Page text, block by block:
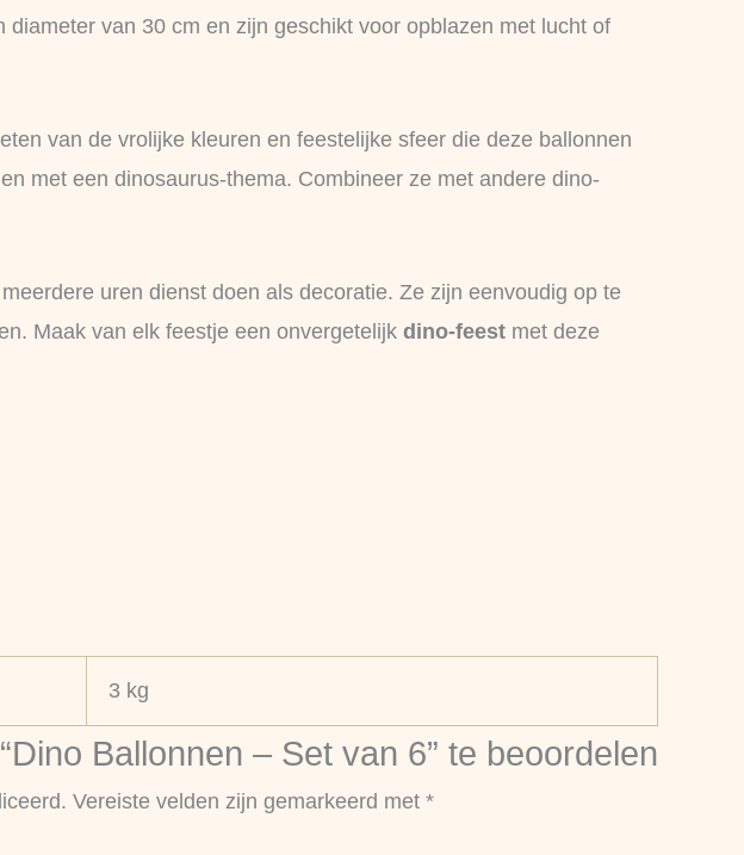
van 30 cm en zijn geschikt voor opblazen met lucht of
van de vrolijke kleuren en feestelijke sfeer die deze ballonnen
met een dinosaurus-thema. Combineer ze met andere dino-
uren dienst doen als decoratie. Ze zijn eenvoudig op te
Maak van elk feestje een onvergetelijk dino-feest met deze
3 kg
Ballonnen – Set van 6” te beoordelen
Vereiste velden zijn gemarkeerd met *